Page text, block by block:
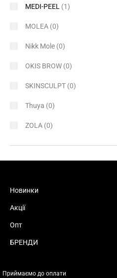
MEDI-PEEL (1)
MOLEA (0)
Nikk Mole (0)
OKIS BROW (0)
SKINSCULPT (0)
Thuya (0)
ZOLA (0)
Новинки
Акції
Опт
БРЕНДИ
Приймаємо до оплати